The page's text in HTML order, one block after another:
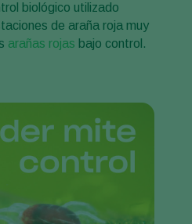
Germany
Greece
Kenya
Korea
Netherlands
biológico utilizado
de araña roja muy
arañas rojas bajo control.